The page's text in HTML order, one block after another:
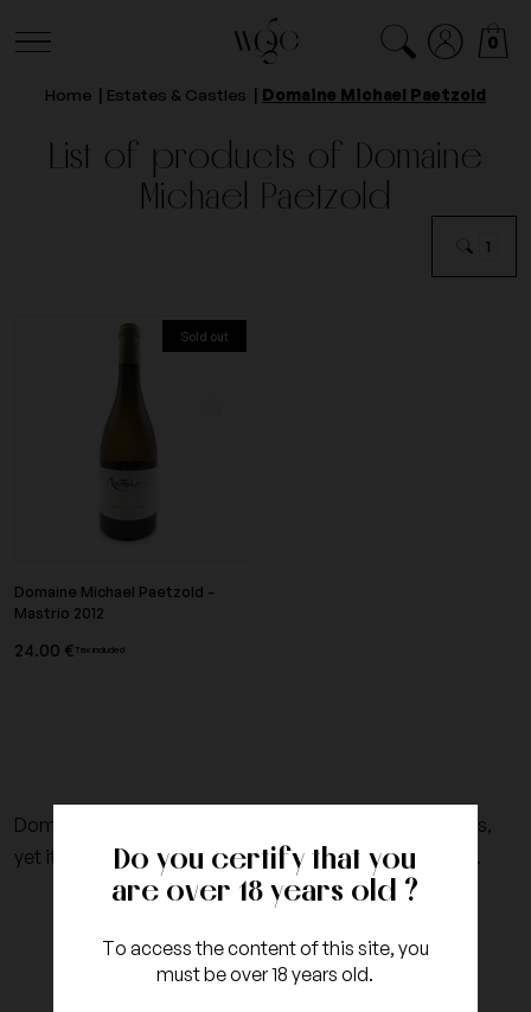
Do you certify that you
are over 18 years old ?
To access the content of this site, you
must be over 18 years old.
0
Home Estates & Castles Domaine Michael Paetzold
List of products of Domaine
Michael Paetzold
1
Sold out
Domaine Michael Paetzold -
Mastrio 2012
24.00 € Tax included
Domain Michael Paetzold does not make the headlines,
yet it is led by one of the best man of French vineyards.